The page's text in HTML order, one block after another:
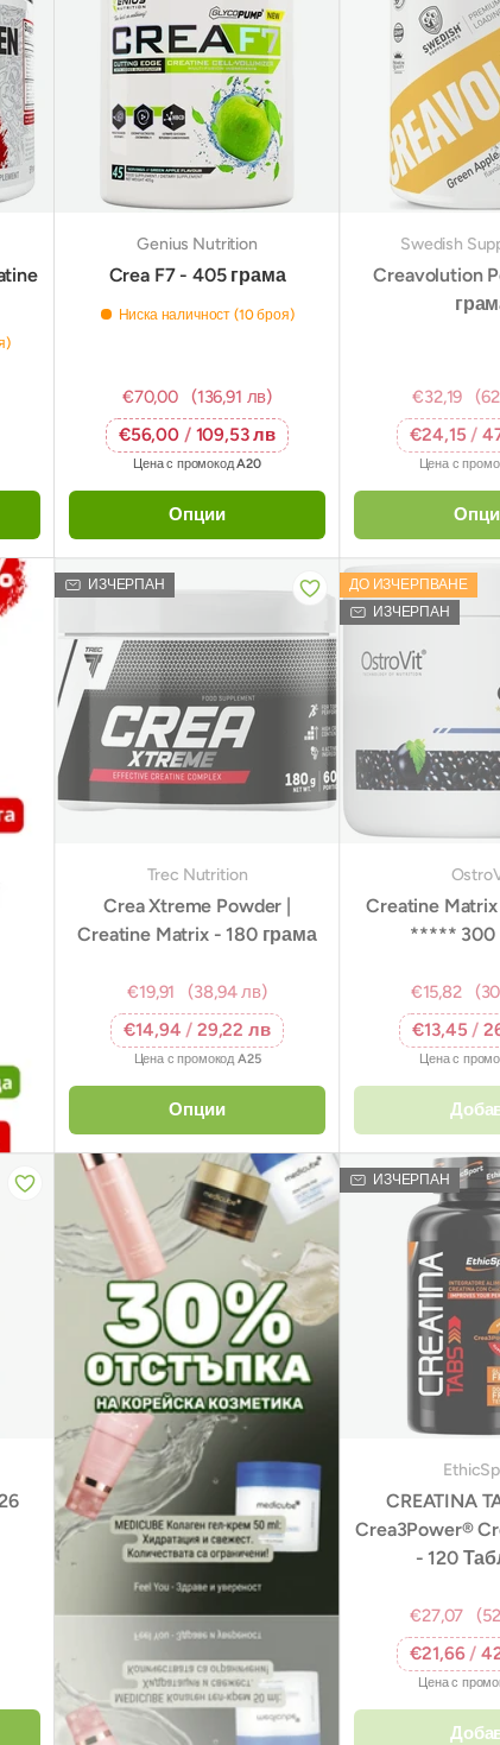
Genius Nutrition
Crea F7 - 405 грама
Ниска наличност (10 броя)
€70,00
(136,91 лв)
€56,00 / 109,53 лв
Цена с промокодA20
Опции
Swedish
Creavolution
€32,19
€24,15 /
Цена с
ИЗЧЕРПАН
Trec Nutrition
Crea Xtreme Powder |
Creatine Matrix - 180 грама
€19,91
(38,94 лв)
€14,94 / 29,22 лв
Цена с промокод A25
Опции
ДО ИЗЧЕРПВАНЕ
ИЗЧЕРПАН
Creatine
***** 300
€15,82
€13,45 /
Цена с
ИЗЧЕРПАН
CREATINA
Crea3Power®
- 120
€27,07
€21,66 /
Цена с